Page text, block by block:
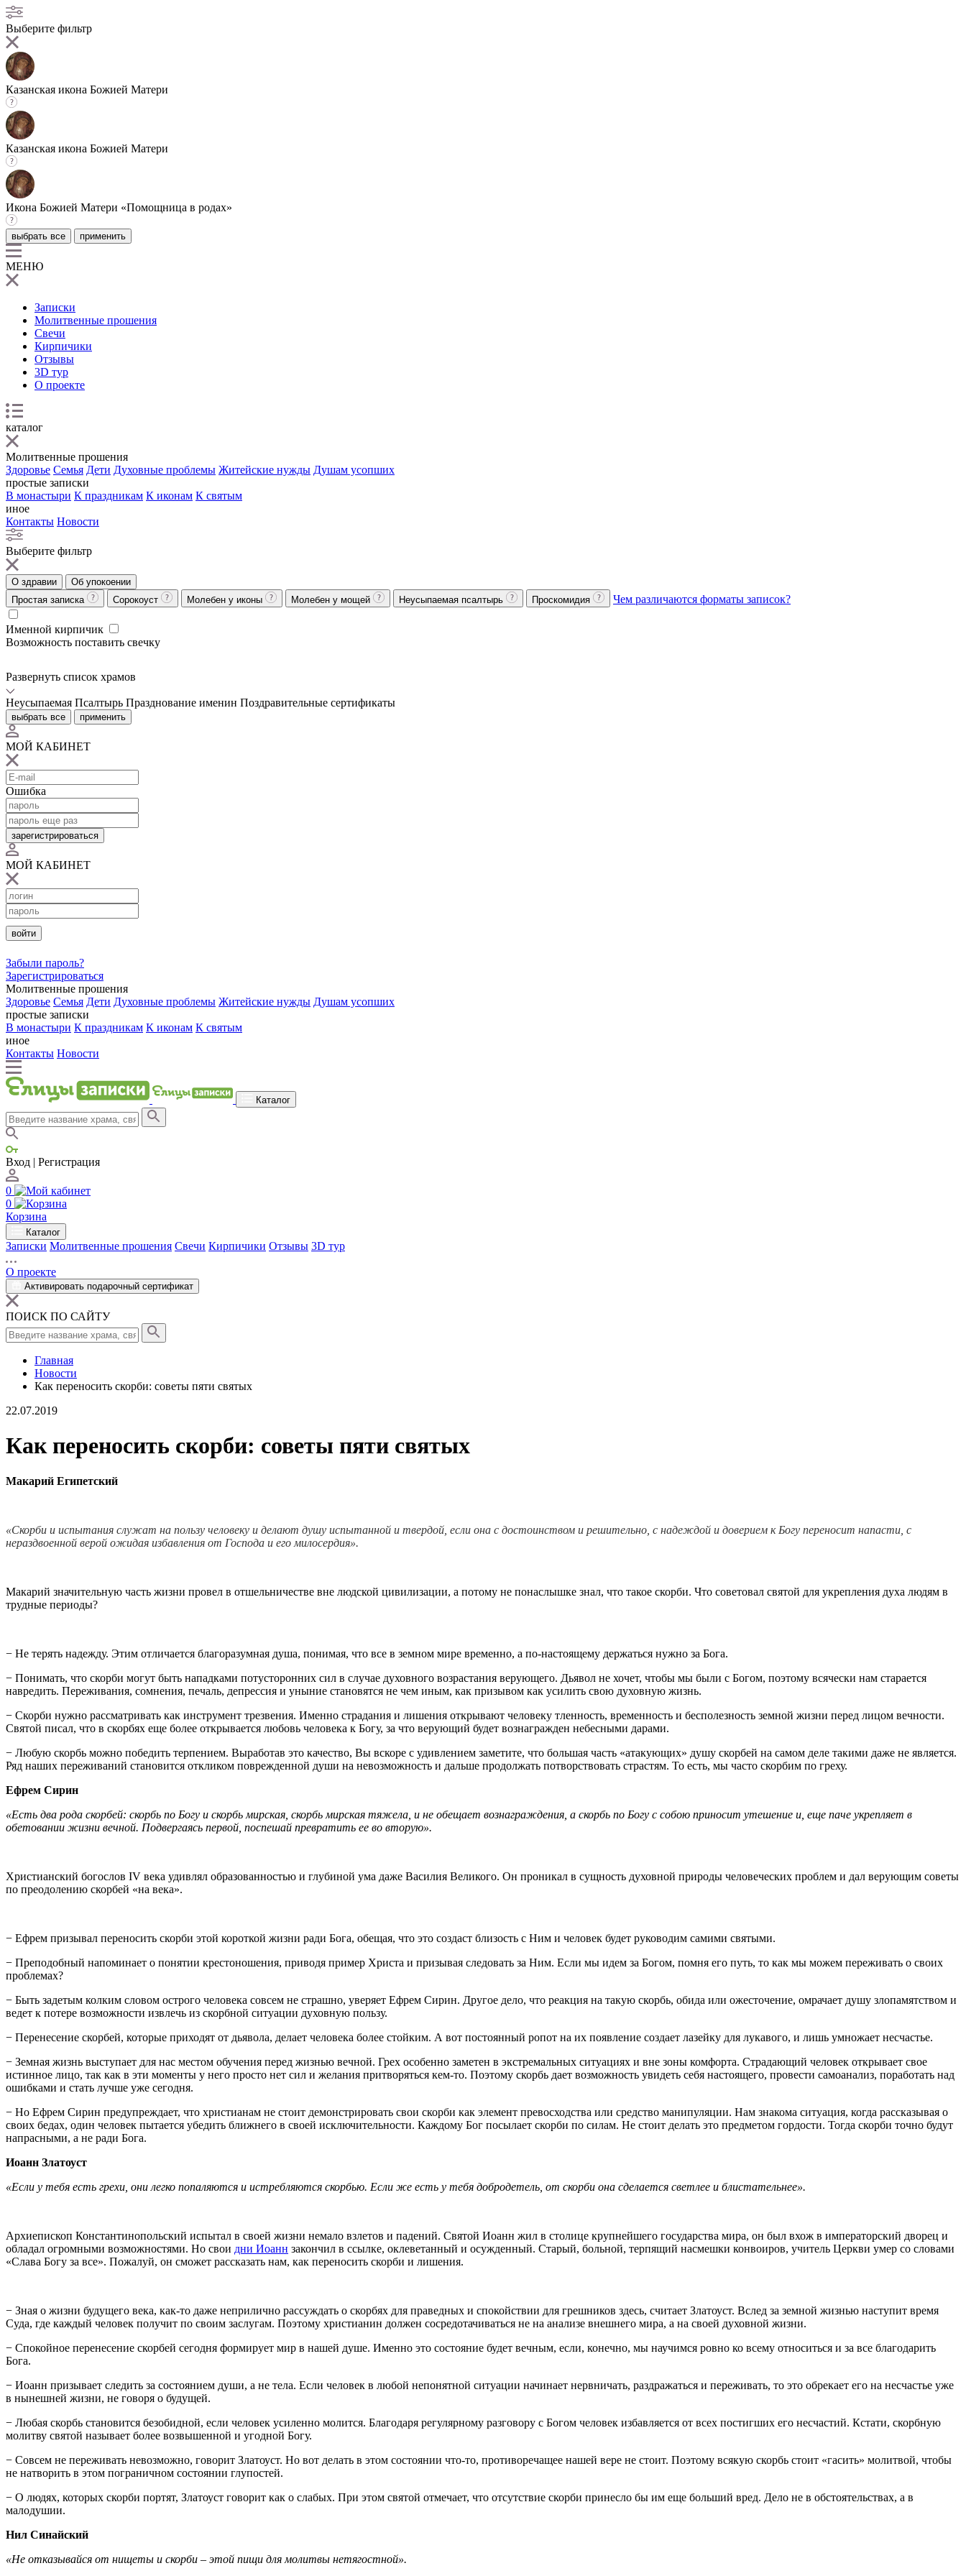
Выберите фильтр
Казанская икона Божией Матери
Казанская икона Божией Матери
Икона Божией Матери «Помощница в родах»
выбрать все применить
МЕНЮ
Записки
Молитвенные прошения
Свечи
Кирпичики
Отзывы
3D тур
О проекте
каталог
Молитвенные прошения
Здоровье Семья Дети Духовные проблемы Житейские нужды Душам усопших
простые записки
В монастыри К праздникам К иконам К святым
иное
Контакты Новости
Выберите фильтр
О здравии
Об упокоении
Простая записка
Сорокоуст Молебен у иконы Молебен у мощей Неусыпаемая псалтырь Проскомидия Чем различаются форматы записок?
Именной кирпичик
Возможность поставить свечку
Развернуть список храмов
Неусыпаемая Псалтырь Празднование именин Поздравительные сертификаты
выбрать все применить
МОЙ КАБИНЕТ
Ошибка
зарегистрироваться
МОЙ КАБИНЕТ
войти
Забыли пароль?
Зарегистрироваться
Молитвенные прошения
Здоровье Семья Дети Духовные проблемы Житейские нужды Душам усопших
простые записки
В монастыри К праздникам К иконам К святым
иное
Контакты Новости
Каталог
Вход | Регистрация
0
0
Корзина
Каталог
Записки Молитвенные прошения Свечи Кирпичики Отзывы 3D тур
О проекте
Активировать подарочный сертификат
ПОИСК ПО САЙТУ
Главная
Новости
Как переносить скорби: советы пяти святых
22.07.2019
Как переносить скорби: советы пяти святых
Макарий Египетский
«Скорби и испытания служат на пользу человеку и делают душу испытанной и твердой, если она с достоинством и решительно, с надеждой и доверием к Богу переносит напасти, с
нераздвоенной верой ожидая избавления от Господа и его милосердия».
Макарий значительную часть жизни провел в отшельничестве вне людской цивилизации, а потому не понаслышке знал, что такое скорби. Что советовал святой для укрепления духа людям в
трудные периоды?
− Не терять надежду. Этим отличается благоразумная душа, понимая, что все в земном мире временно, а по-настоящему держаться нужно за Бога.
− Понимать, что скорби могут быть нападками потусторонних сил в случае духовного возрастания верующего. Дьявол не хочет, чтобы мы были с Богом, поэтому всячески нам старается
навредить. Переживания, сомнения, печаль, депрессия и уныние становятся не чем иным, как призывом как усилить свою духовную жизнь.
− Скорби нужно рассматривать как инструмент трезвения. Именно страдания и лишения открывают человеку тленность, временность и бесполезность земной жизни перед лицом вечности.
Святой писал, что в скорбях еще более открывается любовь человека к Богу, за что верующий будет вознагражден небесными дарами.
− Любую скорбь можно победить терпением. Выработав это качество, Вы вскоре с удивлением заметите, что большая часть «атакующих» душу скорбей на самом деле такими даже не является.
Ряд наших переживаний становится откликом поврежденной души на невозможность и дальше продолжать потворствовать страстям. То есть, мы часто скорбим по греху.
Ефрем Сирин
«Есть два рода скорбей: скорбь по Богу и скорбь мирская, скорбь мирская тяжела, и не обещает вознаграждения, а скорбь по Богу с собою приносит утешение и, еще паче укрепляет в
обетовании жизни вечной. Подвергаясь первой, поспешай превратить ее во вторую».
Христианский богослов IV века удивлял образованностью и глубиной ума даже Василия Великого. Он проникал в сущность духовной природы человеческих проблем и дал верующим советы
по преодолению скорбей «на века».
− Ефрем призывал переносить скорби этой короткой жизни ради Бога, обещая, что это создаст близость с Ним и человек будет руководим самими святыми.
− Преподобный напоминает о понятии крестоношения, приводя пример Христа и призывая следовать за Ним. Если мы идем за Богом, помня его путь, то как мы можем переживать о своих
проблемах?
− Быть задетым колким словом острого человека совсем не страшно, уверяет Ефрем Сирин. Другое дело, что реакция на такую скорбь, обида или ожесточение, омрачает душу злопамятством и
ведет к потере возможности извлечь из скорбной ситуации духовную пользу.
− Перенесение скорбей, которые приходят от дьявола, делает человека более стойким. А вот постоянный ропот на их появление создает лазейку для лукавого, и лишь умножает несчастье.
− Земная жизнь выступает для нас местом обучения перед жизнью вечной. Грех особенно заметен в экстремальных ситуациях и вне зоны комфорта. Страдающий человек открывает свое
истинное лицо, так как в эти моменты у него просто нет сил и желания притворяться кем-то. Поэтому скорбь дает возможность увидеть себя настоящего, провести самоанализ, поработать над
ошибками и стать лучше уже сегодня.
− Но Ефрем Сирин предупреждает, что христианам не стоит демонстрировать свои скорби как элемент превосходства или средство манипуляции. Нам знакома ситуация, когда рассказывая о
своих бедах, один человек пытается убедить ближнего в своей исключительности. Каждому Бог посылает скорби по силам. Не стоит делать это предметом гордости. Тогда скорби точно будут
напрасными, а не ради Бога.
Иоанн Златоуст
«Если у тебя есть грехи, они легко попаляются и истребляются скорбью. Если же есть у тебя добродетель, от скорби она сделается светлее и блистательнее».
Архиепископ Константинопольский испытал в своей жизни немало взлетов и падений. Святой Иоанн жил в столице крупнейшего государства мира, он был вхож в императорский дворец и
обладал огромными возможностями. Но свои дни Иоанн закончил в ссылке, оклеветанный и осужденный. Старый, больной, терпящий насмешки конвоиров, учитель Церкви умер со словами
«Слава Богу за все». Пожалуй, он сможет рассказать нам, как переносить скорби и лишения.
− Зная о жизни будущего века, как-то даже неприлично рассуждать о скорбях для праведных и спокойствии для грешников здесь, считает Златоуст. Вслед за земной жизнью наступит время
Суда, где каждый человек получит по своим заслугам. Поэтому христианин должен сосредотачиваться не на анализе внешнего мира, а на своей духовной жизни.
− Спокойное перенесение скорбей сегодня формирует мир в нашей душе. Именно это состояние будет вечным, если, конечно, мы научимся ровно ко всему относиться и за все благодарить
Бога.
− Иоанн призывает следить за состоянием души, а не тела. Если человек в любой непонятной ситуации начинает нервничать, раздражаться и переживать, то это обрекает его на несчастье уже
в нынешней жизни, не говоря о будущей.
− Любая скорбь становится безобидной, если человек усиленно молится. Благодаря регулярному разговору с Богом человек избавляется от всех постигших его несчастий. Кстати, скорбную
молитву святой называет более возвышенной и угодной Богу.
− Совсем не переживать невозможно, говорит Златоуст. Но вот делать в этом состоянии что-то, противоречащее нашей вере не стоит. Поэтому всякую скорбь стоит «гасить» молитвой, чтобы
не натворить в этом пограничном состоянии глупостей.
− О людях, которых скорби портят, Златоуст говорит как о слабых. При этом святой отмечает, что отсутствие скорби принесло бы им еще больший вред. Дело не в обстоятельствах, а в
малодушии.
Нил Синайский
«Не отказывайся от нищеты и скорби – этой пищи для молитвы нетягостной».